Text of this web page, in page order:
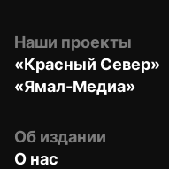
Наши проекты
«Красный Север»
«Ямал-Медиа»
Об издании
О нас